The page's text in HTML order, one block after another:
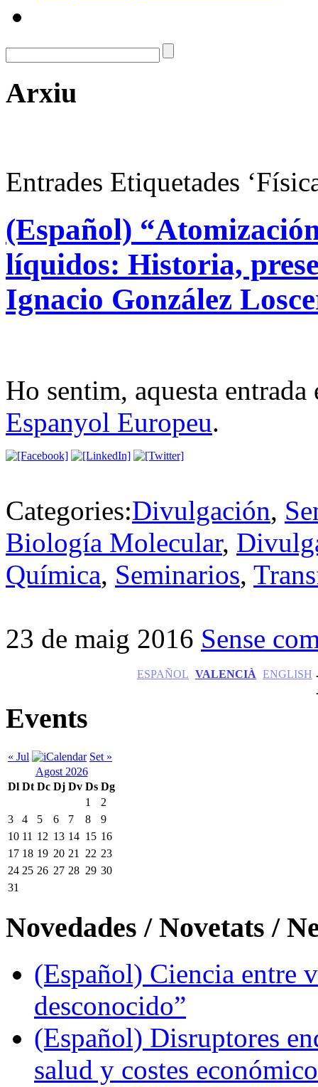
Arxiu
Entrades Etiquetades
(Español)
líquidos: Historia,
Ignacio González
Ho sentim, aquesta
Espanyol Europeu.
Categories:Divulgación,
Biología Molecular,
Química, Seminarios,
23 de maig 2016 Sense
ESPAÑOL VALENCIÀ ENGLISH
Events
« Jul
Set »
Agost 2026
Dl Dt Dc Dj Dv Ds Dg
1
2
3
4 5 6 7 8
9
10 11 12 13 14 15 16
17 18 19 20 21 22 23
24 25 26 27 28 29 30
31
Novedades / Novetats /
(Español) Ciencia entre
desconocido”
(Español) Disruptores
salud y costes